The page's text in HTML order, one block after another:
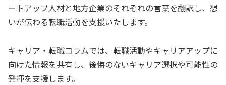
ートアップ人材と地方企業のそれぞれの言葉を翻訳し、想
いが伝わる転職活動を支援いたします。
キャリア・転職コラムでは、転職活動やキャリアアップに
向けた情報を共有し、後悔のないキャリア選択や可能性の
発揮を支援します。